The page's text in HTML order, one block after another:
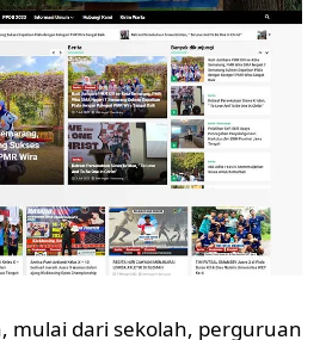
mulai dari sekolah, perguruan